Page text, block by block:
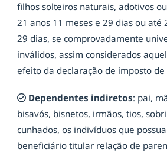
filhos solteiros naturais, adotivos
21 anos 11 meses e 29 dias ou até
29 dias, se comprovadamente
inválidos, assim considerados
efeito da declaração de imposto
Dependentes indiretos: pai,
bisavós, bisnetos, irmãos, tios,
cunhados, os indivíduos que
beneficiário titular relação de